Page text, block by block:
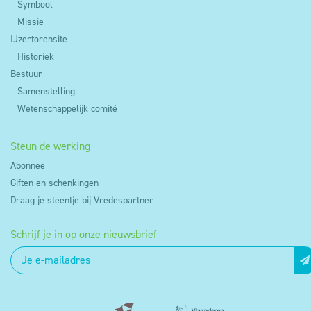
Symbool
Missie
IJzertorensite
Historiek
Bestuur
Samenstelling
Wetenschappelijk comité
Steun de werking
Abonnee
Giften en schenkingen
Draag je steentje bij Vredespartner
Schrijf je in op onze nieuwsbrief